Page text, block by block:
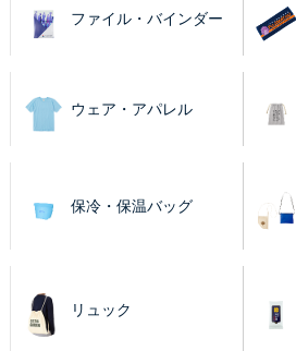
ファイル・バインダー
ウェア・アパレル
保冷・保温バッグ
リュック